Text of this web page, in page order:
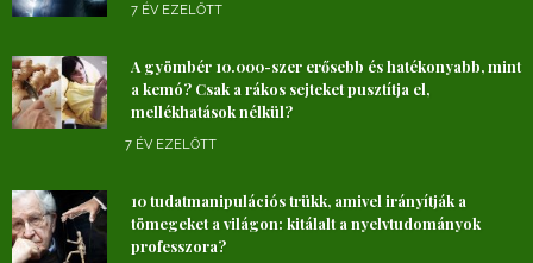
7 ÉV EZELŐTT
A gyömbér 10.000-szer erősebb és hatékonyabb, mint
a kemó? Csak a rákos sejteket pusztítja el,
mellékhatások nélkül?
7 ÉV EZELŐTT
10 tudatmanipulációs trükk, amivel irányítják a
tömegeket a világon: kitálalt a nyelvtudományok
professzora?